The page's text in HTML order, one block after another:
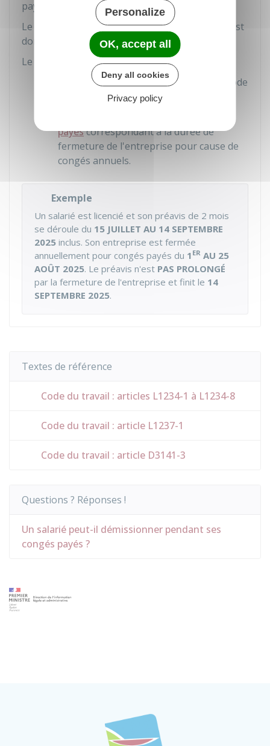
payés ne reporte pas
le préavis.
Le préavis du salarié n'estpassuspendu
et n'est
donc
pas prolongéde la durée de ses congés.
Le salarié perçoit les indemnités suivantes :
Indemnité compensatricepour la période
de préavis qu'il n'a pas pu effectuer
payéscorrespondant à la durée de
fermeture de l'entreprise pour cause de
congés annuels.
Exemple
Un salarié est licencié et son préavis de 2 mois
se déroule du 15 JUILLET AU 14 SEPTEMBRE
2025 inclus. Son entreprise est fermée
annuellement pour congés payés du 1 ER AU 25
AOÛT 2025. Le préavis n'est PAS PROLONGÉ
par la fermeture de l'entreprise et finit le 14
SEPTEMBRE 2025.
Textes de référence
Code du travail : articles L1234-1 à L1234-8
Code du travail : article L1237-1
Code du travail : article D3141-3
Questions ? Réponses !
Un salarié peut-il démissionner pendant ses
congés payés ?
Personalize
OK, accept all
Deny all cookies
Privacy policy